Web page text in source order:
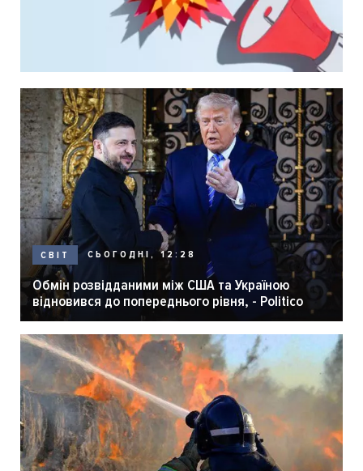
СВІТ СЬОГОДНІ, 12:28
Обмін розвідданими між США та Україною
відновився до попереднього рівня, - Politico